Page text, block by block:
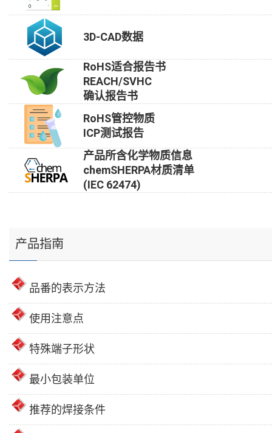
3D-CAD数据
RoHS适合报告书
REACH/SVHC
确认报告书
RoHS管控物质
ICP测试报告
产品所含化学物质信息
chemSHERPA材质清单
(IEC 62474)
产品指南
品番的表示方法
使用注意点
特殊端子形状
最小包装单位
推荐的焊接条件